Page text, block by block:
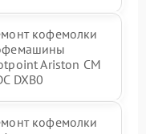
кофемолки
Ariston CM
DXB0
кофемолки